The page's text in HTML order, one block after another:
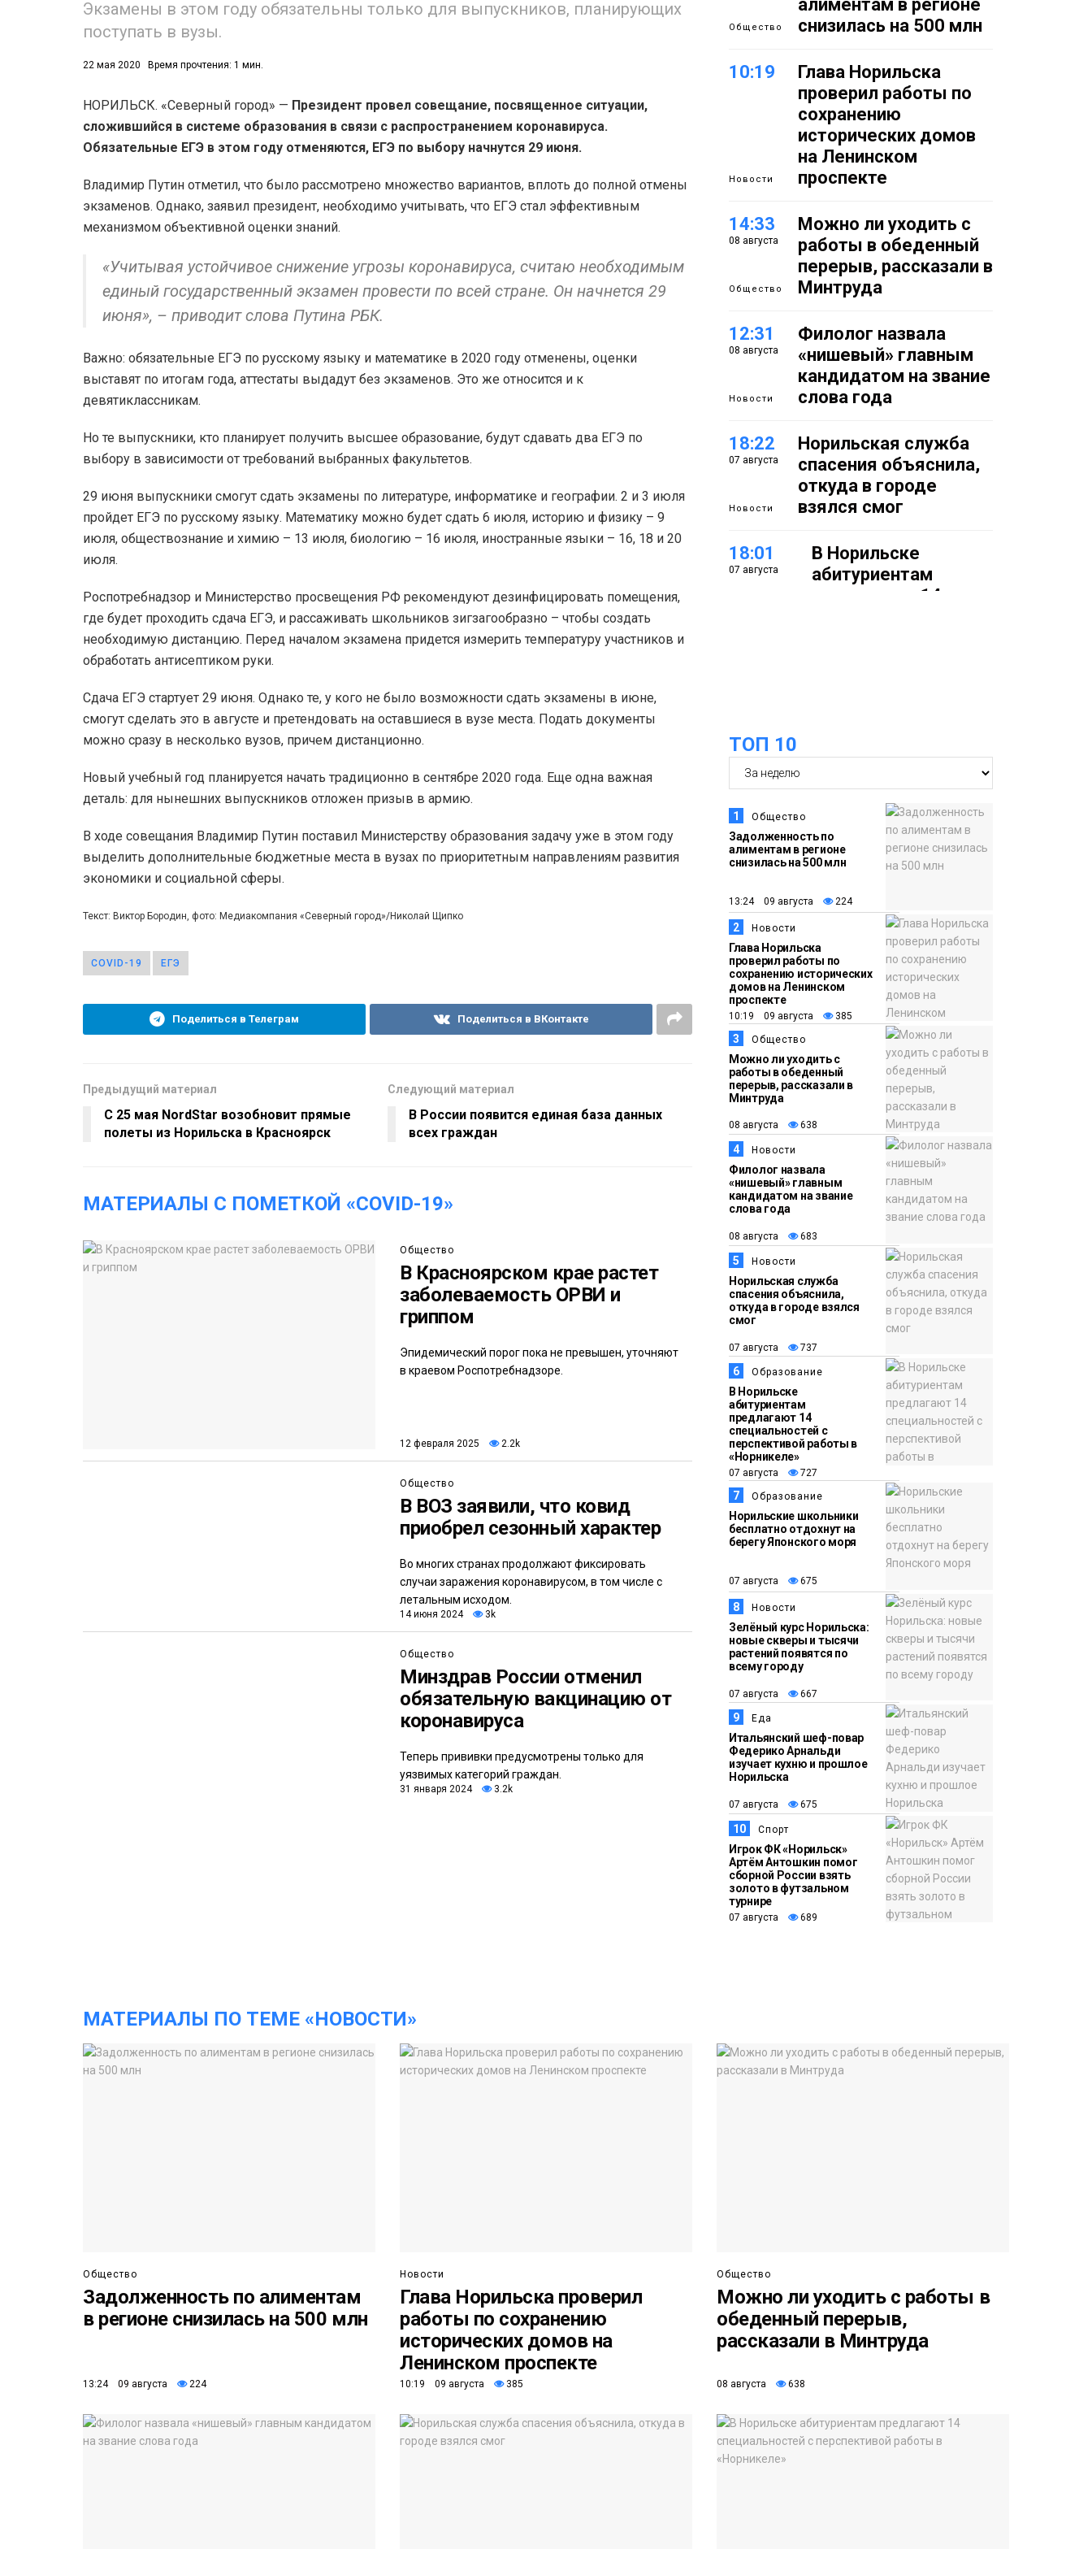
Экзамены в этом году обязательны только для выпускников, планирующих
поступать в вузы.
22 мая 2020 Время прочтения: 1 мин.
НОРИЛЬСК. «Северный город» — Президент провел совещание, посвященное ситуации,
сложившийся в системе образования в связи с распространением коронавируса.
Обязательные ЕГЭ в этом году отменяются, ЕГЭ по выбору начнутся 29 июня.
Владимир Путин отметил, что было рассмотрено множество вариантов, вплоть до полной отмены
экзаменов. Однако, заявил президент, необходимо учитывать, что ЕГЭ стал эффективным
механизмом объективной оценки знаний.
«Учитывая устойчивое снижение угрозы коронавируса, считаю необходимым
единый государственный экзамен провести по всей стране. Он начнется 29
июня», – приводит слова Путина РБК.
Важно: обязательные ЕГЭ по русскому языку и математике в 2020 году отменены, оценки
выставят по итогам года, аттестаты выдадут без экзаменов. Это же относится и к
девятиклассникам.
Но те выпускники, кто планирует получить высшее образование, будут сдавать два ЕГЭ по
выбору в зависимости от требований выбранных факультетов.
29 июня выпускники смогут сдать экзамены по литературе, информатике и географии. 2 и 3 июля
пройдет ЕГЭ по русскому языку. Математику можно будет сдать 6 июля, историю и физику – 9
июля, обществознание и химию – 13 июля, биологию – 16 июля, иностранные языки – 16, 18 и 20
июля.
Роспотребнадзор и Министерство просвещения РФ рекомендуют дезинфицировать помещения,
где будет проходить сдача ЕГЭ, и рассаживать школьников зигзагообразно – чтобы создать
необходимую дистанцию. Перед началом экзамена придется измерить температуру участников и
обработать антисептиком руки.
Сдача ЕГЭ стартует 29 июня. Однако те, у кого не было возможности сдать экзамены в июне,
смогут сделать это в августе и претендовать на оставшиеся в вузе места. Подать документы
можно сразу в несколько вузов, причем дистанционно.
Новый учебный год планируется начать традиционно в сентябре 2020 года. Еще одна важная
деталь: для нынешних выпускников отложен призыв в армию.
В ходе совещания Владимир Путин поставил Министерству образования задачу уже в этом году
выделить дополнительные бюджетные места в вузах по приоритетным направлениям развития
экономики и социальной сферы.
Текст: Виктор Бородин, фото: Медиакомпания «Северный город»/Николай Щипко
COVID-19 ЕГЭ
Поделиться в Телеграм Поделиться в ВКонтакте
Предыдущий материал
С 25 мая NordStar возобновит прямые
полеты из Норильска в Красноярск
Следующий материал
В России появится единая база данных
всех граждан
МАТЕРИАЛЫ С ПОМЕТКОЙ «COVID-19»
Общество
В Красноярском крае растет
заболеваемость ОРВИ и
гриппом
Эпидемический порог пока не превышен, уточняют
в краевом Роспотребнадзоре.
12 февраля 2025 2.2k
Общество
В ВОЗ заявили, что ковид
приобрел сезонный характер
Во многих странах продолжают фиксировать
случаи заражения коронавирусом, в том числе с
летальным исходом.
14 июня 2024 3k
Общество
Минздрав России отменил
обязательную вакцинацию от
коронавируса
Теперь прививки предусмотрены только для
уязвимых категорий граждан.
31 января 2024 3.2k
Общество
алиментам в регионе
снизилась на 500 млн
10:19
Новости
Глава Норильска
проверил работы по
сохранению
исторических домов
на Ленинском
проспекте
14:33
08 августа
Общество
Можно ли уходить с
работы в обеденный
перерыв, рассказали в
Минтруда
12:31
08 августа
Новости
Филолог назвала
«нишевый» главным
кандидатом на звание
слова года
18:22
07 августа
Новости
Норильская служба
спасения объяснила,
откуда в городе
взялся смог
18:01
07 августа
В Норильске
абитуриентам
предлагают 14
07 августа
Образование
бесплатно отдохнут
на берегу Японского
16:41
Новости
Зелёный курс
скверы и тысячи
растений появятся по
всему городу
15:56
07 августа
Еда
Итальянский шеф-
повар Федерико
Арнальди изучает
кухню и прошлое
Норильска
15:11
07 августа
Спорт
Игрок ФК «Норильск»
Артём Антошкин
помог сборной России
взять золото в
футзальном турнире
ТОП 10
1 Общество
Задолженность по
алиментам в регионе
снизилась на 500 млн
13:24 09 августа 224
2 Новости
Глава Норильска
проверил работы по
сохранению исторических
домов на Ленинском
проспекте
10:19 09 августа 385
3 Общество
Можно ли уходить с
работы в обеденный
перерыв, рассказали в
Минтруда
08 августа 638
4 Новости
Филолог назвала
«нишевый» главным
кандидатом на звание
слова года
08 августа 683
5 Новости
Норильская служба
спасения объяснила,
откуда в городе взялся
смог
07 августа 737
6 Образование
В Норильске
абитуриентам
предлагают 14
специальностей с
перспективой работы в
«Норникеле»
07 августа 727
7 Образование
Норильские школьники
бесплатно отдохнут на
берегу Японского моря
07 августа 675
8 Новости
Зелёный курс Норильска:
новые скверы и тысячи
растений появятся по
всему городу
07 августа 667
9 Еда
Итальянский шеф-повар
Федерико Арнальди
изучает кухню и прошлое
Норильска
07 августа 675
10 Спорт
Игрок ФК «Норильск»
Артём Антошкин помог
сборной России взять
золото в футзальном
турнире
07 августа 689
МАТЕРИАЛЫ ПО ТЕМЕ «НОВОСТИ»
Общество
Задолженность по алиментам
в регионе снизилась на 500 млн
13:24 09 августа 224
Новости
Глава Норильска проверил
работы по сохранению
исторических домов на
Ленинском проспекте
10:19 09 августа 385
Общество
Можно ли уходить с работы в
обеденный перерыв,
рассказали в Минтруда
08 августа 638